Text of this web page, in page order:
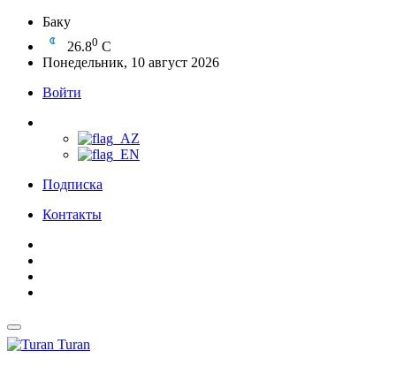
Баку
26.80 C
Понедельник, 10 август 2026
Войти
Подписка
Контакты
Turan